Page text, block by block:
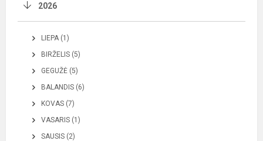
2026
LIEPA (1)
BIRŽELIS (5)
GEGUŽĖ (5)
BALANDIS (6)
KOVAS (7)
VASARIS (1)
SAUSIS (2)